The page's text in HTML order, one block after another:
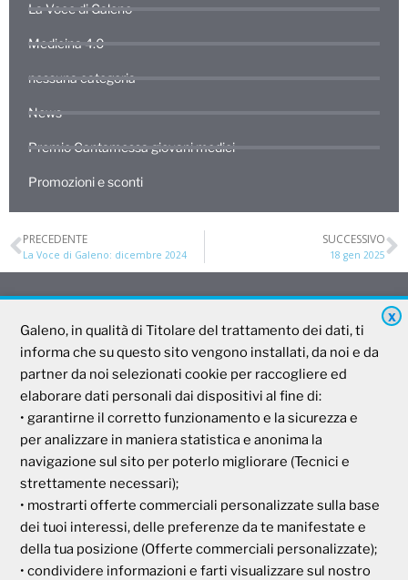
La Voce di Galeno
Medicina 4.0
nessuna categoria
News
Premio Cantamessa giovani medici
Promozioni e sconti
PRECEDENTE
La Voce di Galeno: dicembre 2024
SUCCESSIVO
18 gen 2025
Galeno
Società Mutua Cooperativa
Via Parigi, 11
00185 Roma
P.I e C.F. 04273791006
Tel. 800 99 93 83
Fax 06 44 24 87 05
e-mail:backoffice@cassagaleno.it
X
Galeno, in qualità di Titolare del trattamento dei dati, ti
informa che su questo sito vengono installati, da noi e da
partner da noi selezionati cookie per raccogliere ed
elaborare dati personali dai dispositivi al fine di:
• garantirne il corretto funzionamento e la sicurezza e
per analizzare in maniera statistica e anonima la
navigazione sul sito per poterlo migliorare (Tecnici e
strettamente necessari);
• mostrarti offerte commerciali personalizzate sulla base
dei tuoi interessi, delle preferenze da te manifestate e
della tua posizione (Offerte commerciali personalizzate);
• condividere informazioni e farti visualizzare sul nostro